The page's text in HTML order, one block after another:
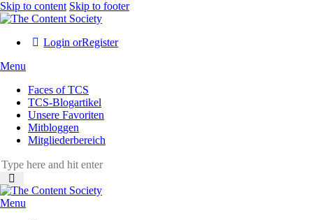
Skip to content Skip to footer
Login orRegister
Menu
Faces of TCS
TCS-Blogartikel
Unsere Favoriten
Mitbloggen
Mitgliederbereich
Menu